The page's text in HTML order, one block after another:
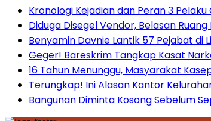
Kronologi Kejadian dan Peran 3
Diduga Disegel Vendor, Belasan
Benyamin Davnie Lantik 57 Pejabat di
Geger! Bareskrim Tangkap Kasat
16 Tahun Menunggu, Masyarakat
Terungkap! Ini Alasan Kantor
Bangunan Diminta Kosong Sebelum